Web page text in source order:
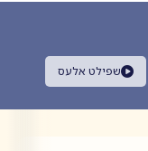
שפילט אלעס